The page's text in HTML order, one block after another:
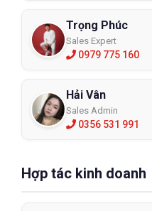
Trọng Phúc
Sales Expert
0979 775 160
Hải Vân
Sales Admin
0356 531 991
Hợp tác kinh doanh